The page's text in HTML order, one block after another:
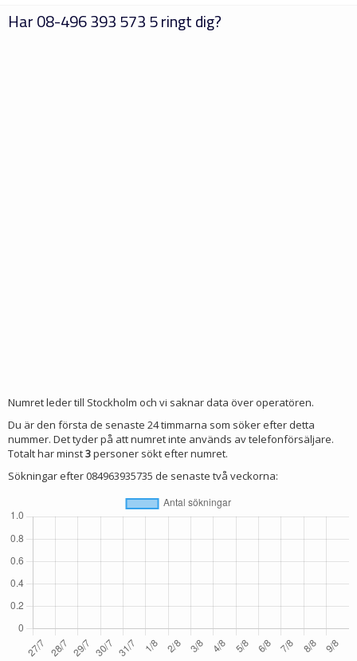
Har08-496 393 573 5ringt dig?
Numret leder till Stockholm och vi saknar data över operatören.
Du är den första de senaste 24 timmarna som söker efter detta
nummer. Det tyder på att numret inte används av telefonförsäljare.
Totalt har minst3personer sökt efter numret.
Sökningar efter 084963935735 de senaste två veckorna: